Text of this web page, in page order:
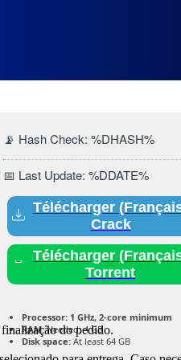
do pedido.
📡 Hash Check: %DHASH%
📅 Last Update: %DDATE%
Télécharger
Crack
Télécharger
Torrent
Processor: 1 GHz, 2-core minimum
RAM:Needed: 4 GB
Disk space: At least 64 GB